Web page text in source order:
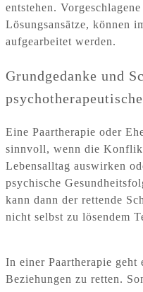
entstehen.
Lösungsansätze, können
aufgearbeitet werden.
Grundgedanke und
Eine Paartherapie oder
sinnvoll, wenn die
Lebensalltag auswirken
psychische
kann dann der rettende
nicht selbst zu lösendem
In einer Paartherapie geht
Beziehungen zu retten.